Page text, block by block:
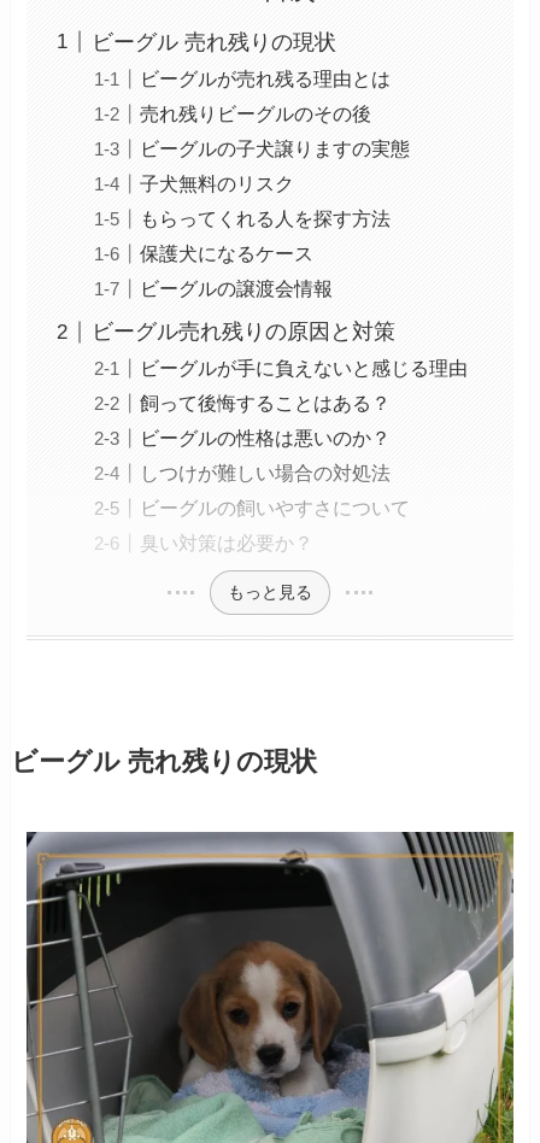
ビーグル 売れ残りの現状
ビーグルが売れ残る理由とは
売れ残りビーグルのその後
ビーグルの子犬譲りますの実態
子犬無料のリスク
もらってくれる人を探す方法
保護犬になるケース
ビーグルの譲渡会情報
ビーグル売れ残りの原因と対策
ビーグルが手に負えないと感じる理由
飼って後悔することはある？
ビーグルの性格は悪いのか？
しつけが難しい場合の対処法
ビーグルの飼いやすさについて
臭い対策は必要か？
もっと見る
ビーグル 売れ残りの現状